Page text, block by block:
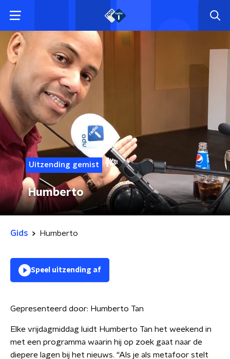
Uitzending gemist
Humberto
Gids Humberto
Speel uitzending af
Gepresenteerd door: Humberto Tan
Elke vrijdagmiddag luidt Humberto Tan het weekend in
met een programma waarin hij op zoek gaat naar de
diepere lagen bij het nieuws. “Als je als metafoor stelt